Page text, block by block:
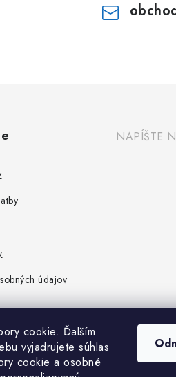
cookie. Ďalším
vyjadrujete súhlas
cookie a osobné
údajov
NAPÍŠTE